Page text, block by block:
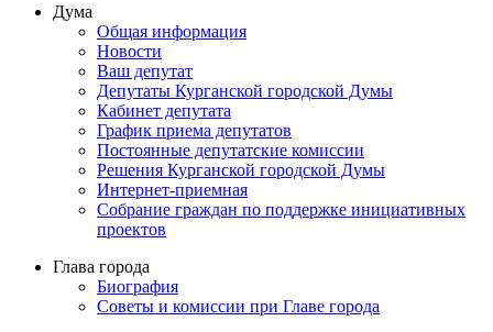
Дума
Общая информация
Новости
Ваш депутат
Депутаты Курганской городской Думы
Кабинет депутата
График приема депутатов
Постоянные депутатские комиссии
Решения Курганской городской Думы
Интернет-приемная
Собрание граждан по поддержке инициативных
проектов
Глава города
Биография
Советы и комиссии при Главе города